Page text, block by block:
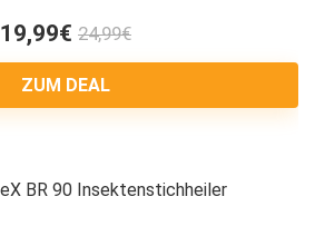
19,99€ 24,99€
ZUM DEAL